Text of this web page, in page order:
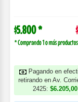
$5.800 *
* Comprando 1 o más
Pagando en
retirando en Av.
2425: $6.205,00